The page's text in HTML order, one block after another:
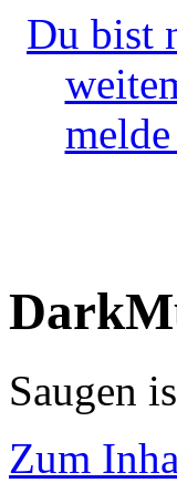
Du bist
Saugen
Zum